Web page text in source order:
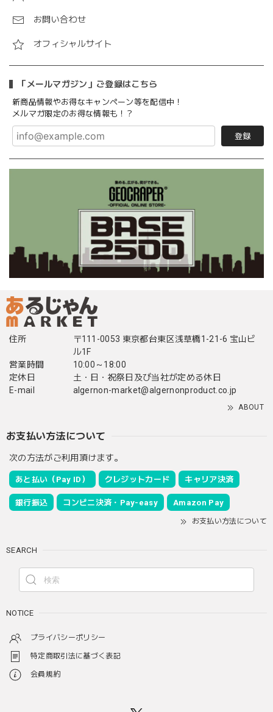
お問い合わせ
オフィシャルサイト
「メールマガジン」ご登録はこちら
新商品情報やお得なキャンペーン等を配信中！
メルマガ限定のお得な情報も！？
登録
住所
〒111-0053 東京都台東区浅草橋1-21-6 宝山ビ
ル1F
営業時間
10:00～18:00
定休日
土・日・祝祭日及び当社が定める休日
E-mail
algernon-market@algernonproduct.co.jp
ABOUT
お支払い方法について
次の方法がご利用頂けます。
あと払い（Pay ID） クレジットカード キャリア決済
銀行振込 コンビニ決済・Pay-easy Amazon Pay
お支払い方法について
SEARCH
NOTICE
プライバシーポリシー
特定商取引法に基づく表記
会員規約